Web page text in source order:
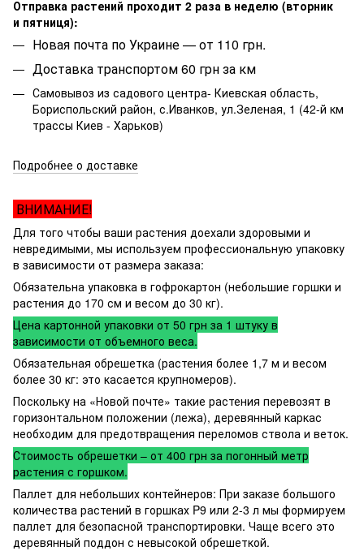
Отправка растений проходит 2 раза в неделю (вторник
и пятниця):
Новая почта по Украине — от 110 грн.
Доставка транспортом 60 грн за км
Самовывоз из садового центра- Киевская область,
Бориспольский район, с.Иванков, ул.Зеленая, 1 (42-й км
трассы Киев - Харьков)
Подробнее о доставке
ВНИМАНИЕ!
Для того чтобы ваши растения доехали здоровыми и
невредимыми, мы используем профессиональную упаковку
в зависимости от размера заказа:
Обязательна упаковка в гофрокартон (небольшие горшки и
растения до 170 см и весом до 30 кг).
Цена картонной упаковки от 50 грн за 1 штуку в
зависимости от объемного веса.
Обязательная обрешетка (растения более 1,7 м и весом
более 30 кг: это касается крупномеров).
Поскольку на «Новой почте» такие растения перевозят в
горизонтальном положении (лежа), деревянный каркас
необходим для предотвращения переломов ствола и веток.
Стоимость обрешетки – от 400 грн за погонный метр
растения с горшком.
Паллет для небольших контейнеров: При заказе большого
количества растений в горшках P9 или 2-3 л мы формируем
паллет для безопасной транспортировки. Чаще всего это
деревянный поддон с невысокой обрешеткой.